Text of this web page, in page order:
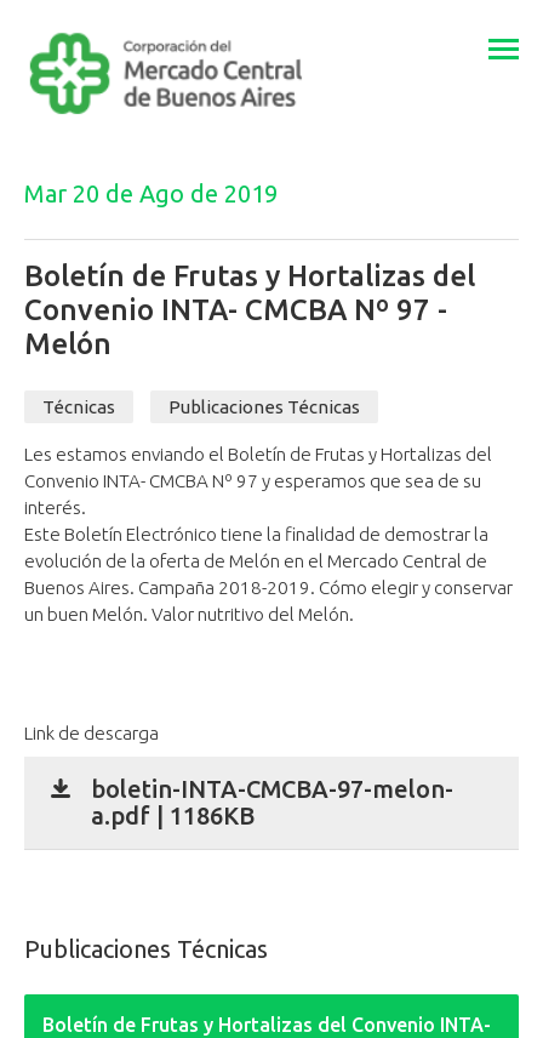
Mar 20 de Ago de 2019
Boletín de Frutas y Hortalizas del
Convenio INTA- CMCBA Nº 97 -
Melón
Técnicas Publicaciones Técnicas
Les estamos enviando el Boletín de Frutas y Hortalizas del
Convenio INTA- CMCBA Nº 97 y esperamos que sea de su
interés.
Este Boletín Electrónico tiene la finalidad de demostrar ​la
evolución de la oferta de Melón en el Mercado Central de
Buenos Aires. Campaña 2018-2019. Cómo elegir y conservar
un buen Melón. Valor nutritivo del Melón.
Link de descarga
boletin-INTA-CMCBA-97-melon-
a.pdf | 1186KB
Publicaciones Técnicas
Boletín de Frutas y Hortalizas del Convenio INTA-